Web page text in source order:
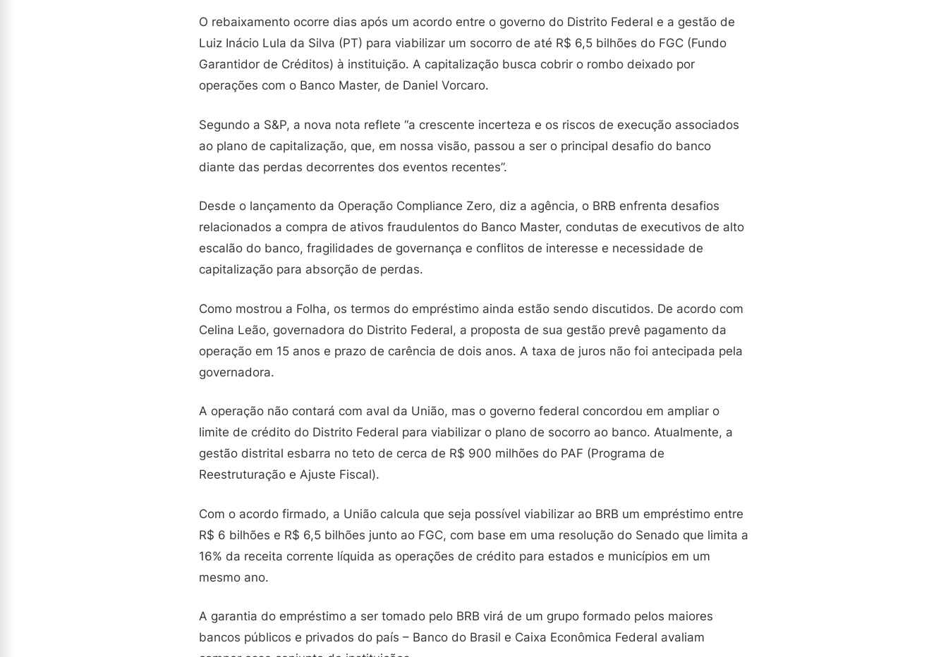
O rebaixamento ocorre dias após um acordo entre o governo do Distrito Federal e a gestão de
Luiz Inácio Lula da Silva (PT) para viabilizar um socorro de até R$ 6,5 bilhões do FGC (Fundo
Garantidor de Créditos) à instituição. A capitalização busca cobrir o rombo deixado por
operações com o Banco Master, de Daniel Vorcaro.
Segundo a S&P, a nova nota reflete “a crescente incerteza e os riscos de execução associados
ao plano de capitalização, que, em nossa visão, passou a ser o principal desafio do banco
diante das perdas decorrentes dos eventos recentes”.
Desde o lançamento da Operação Compliance Zero, diz a agência, o BRB enfrenta desafios
relacionados a compra de ativos fraudulentos do Banco Master, condutas de executivos de alto
escalão do banco, fragilidades de governança e conflitos de interesse e necessidade de
capitalização para absorção de perdas.
Como mostrou a Folha, os termos do empréstimo ainda estão sendo discutidos. De acordo com
Celina Leão, governadora do Distrito Federal, a proposta de sua gestão prevê pagamento da
operação em 15 anos e prazo de carência de dois anos. A taxa de juros não foi antecipada pela
governadora.
A operação não contará com aval da União, mas o governo federal concordou em ampliar o
limite de crédito do Distrito Federal para viabilizar o plano de socorro ao banco. Atualmente, a
gestão distrital esbarra no teto de cerca de R$ 900 milhões do PAF (Programa de
Reestruturação e Ajuste Fiscal).
Com o acordo firmado, a União calcula que seja possível viabilizar ao BRB um empréstimo entre
R$ 6 bilhões e R$ 6,5 bilhões junto ao FGC, com base em uma resolução do Senado que limita a
16% da receita corrente líquida as operações de crédito para estados e municípios em um
mesmo ano.
A garantia do empréstimo a ser tomado pelo BRB virá de um grupo formado pelos maiores
bancos públicos e privados do país – Banco do Brasil e Caixa Econômica Federal avaliam